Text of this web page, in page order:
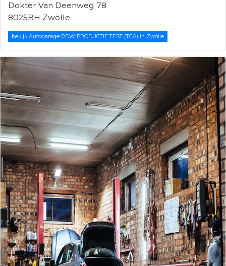
Dokter Van Deenweg 78
8025BH Zwolle
bekijk Autogarage RDW PRODUCTIE TEST (TCA) in Zwolle